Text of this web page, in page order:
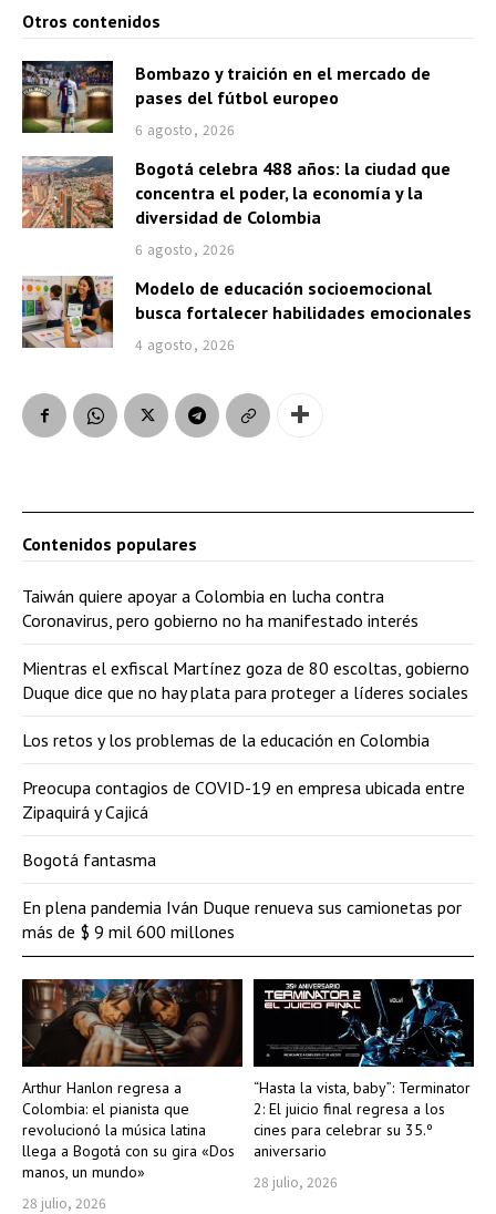
Otros contenidos
Bombazo y traición en el mercado de
pases del fútbol europeo
6 agosto, 2026
Bogotá celebra 488 años: la ciudad que
concentra el poder, la economía y la
diversidad de Colombia
6 agosto, 2026
Modelo de educación socioemocional
busca fortalecer habilidades emocionales
4 agosto, 2026
Arthur Hanlon regresa a
Colombia: el pianista que
revolucionó la música latina
llega a Bogotá con su gira «Dos
manos, un mundo»
28 julio, 2026
“Hasta la vista, baby”: Terminator
2: El juicio final regresa a los
cines para celebrar su 35.º
aniversario
28 julio, 2026
Contenidos populares
Taiwán quiere apoyar a Colombia en lucha contra
Coronavirus, pero gobierno no ha manifestado interés
Mientras el exfiscal Martínez goza de 80 escoltas, gobierno
Duque dice que no hay plata para proteger a líderes sociales
Los retos y los problemas de la educación en Colombia
Preocupa contagios de COVID-19 en empresa ubicada entre
Zipaquirá y Cajicá
Bogotá fantasma
En plena pandemia Iván Duque renueva sus camionetas por
más de $ 9 mil 600 millones